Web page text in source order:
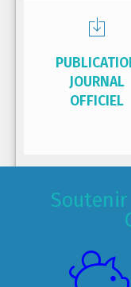
JOURNAL
OFFICIEL